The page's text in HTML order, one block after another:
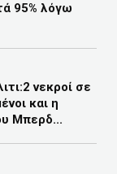
95% λόγω
νεκροί σε
και η
Μπερδ...